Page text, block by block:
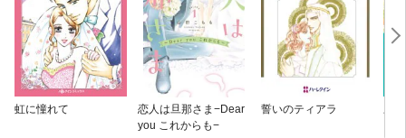
虹に憧れて
恋人は旦那さま−Dear
you これからも−
誓いのティアラ 三